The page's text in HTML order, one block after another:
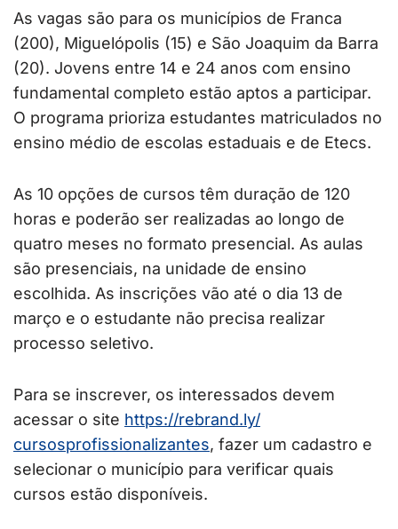
As vagas são para os municípios de Franca
(200), Miguelópolis (15) e São Joaquim da Barra
(20). Jovens entre 14 e 24 anos com ensino
fundamental completo estão aptos a participar.
O programa prioriza estudantes matriculados no
ensino médio de escolas estaduais e de Etecs.
As 10 opções de cursos têm duração de 120
horas e poderão ser realizadas ao longo de
quatro meses no formato presencial. As aulas
são presenciais, na unidade de ensino
escolhida. As inscrições vão até o dia 13 de
março e o estudante não precisa realizar
processo seletivo.
Para se inscrever, os interessados devem
acessar o site https://rebrand.ly/
cursosprofissionalizantes, fazer um cadastro e
selecionar o município para verificar quais
cursos estão disponíveis.